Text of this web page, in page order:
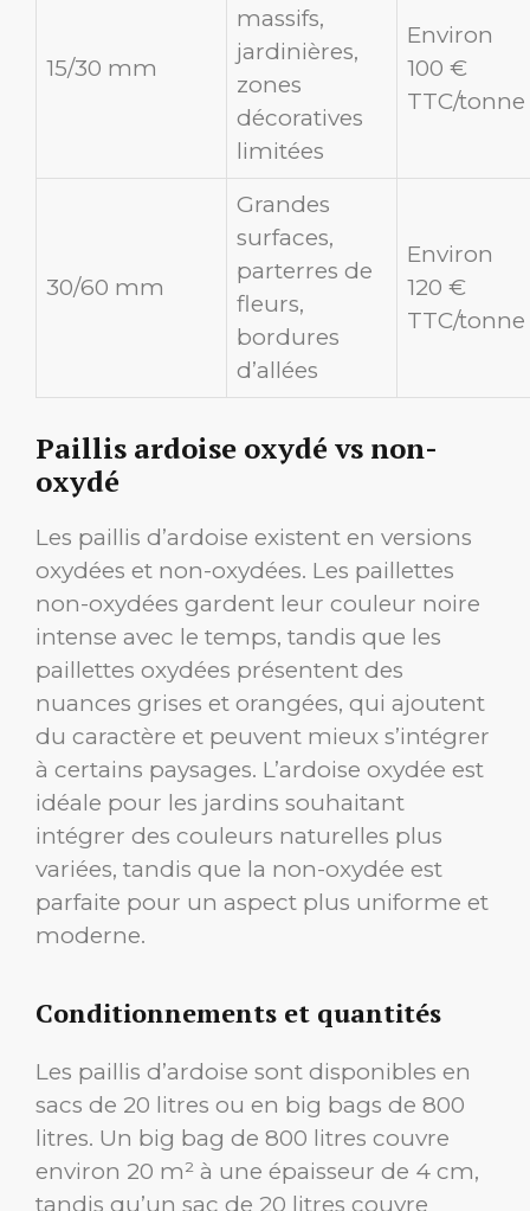
15/30 mm
massifs,
jardinières,
zones
décoratives
limitées
Environ
100 €
TTC/tonne
30/60 mm
Grandes
surfaces,
parterres de
fleurs,
bordures
d’allées
Environ
120 €
TTC/tonne
Paillis ardoise oxydé vs non-
oxydé
Les paillis d’ardoise existent en versions
oxydées et non-oxydées. Les paillettes
non-oxydées gardent leur couleur noire
intense avec le temps, tandis que les
paillettes oxydées présentent des
nuances grises et orangées, qui ajoutent
du caractère et peuvent mieux s’intégrer
à certains paysages. L’ardoise oxydée est
idéale pour les jardins souhaitant
intégrer des couleurs naturelles plus
variées, tandis que la non-oxydée est
parfaite pour un aspect plus uniforme et
moderne.
Conditionnements et quantités
Les paillis d’ardoise sont disponibles en
sacs de 20 litres ou en big bags de 800
litres. Un big bag de 800 litres couvre
environ 20 m² à une épaisseur de 4 cm,
tandis qu’un sac de 20 litres couvre